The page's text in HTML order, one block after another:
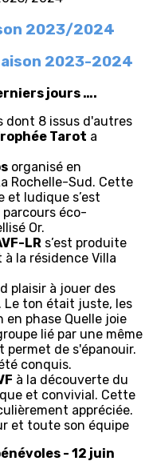
2023/2024
2023-2024
jours ….
dont 8 issus d'autres
Tarot a
organisé en
Rochelle-Sud. Cette
et ludique s’est
parcours éco-
Or.
LR s’est produite
à la résidence Villa
plaisir à jouer des
Le ton était juste, les
en phase Quelle joie
lié par une même
permet de s'épanouir.
conquis.
à la découverte du
et convivial. Cette
appréciée.
et toute son équipe
- 12 juin